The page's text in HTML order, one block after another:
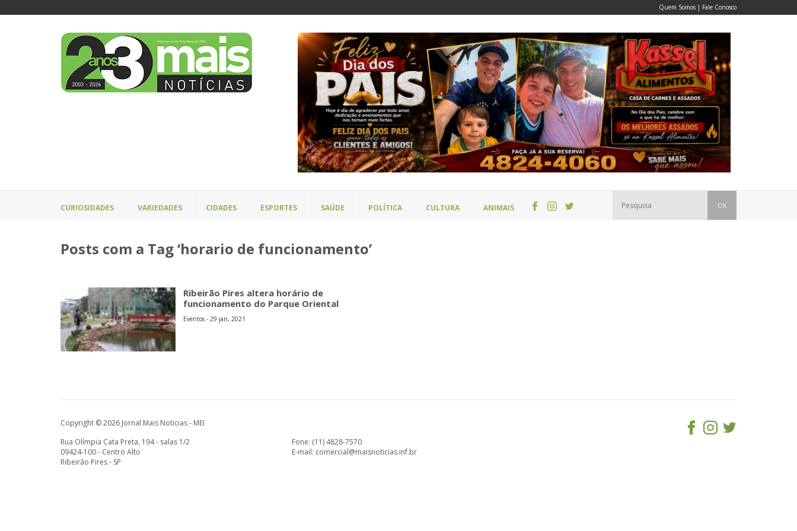
Quem Somos | Fale Conosco
CURIOSIDADES VARIEDADES CIDADES ESPORTES SAÚDE POLÍTICA CULTURA ANIMAIS OK
Posts com a Tag ‘horario de funcionamento’
Ribeirão Pires altera horário de
funcionamento do Parque Oriental
Eventos - 29 jan, 2021
Copyright © 2026 Jornal Mais Noticias - MEI
Rua Olímpia Cata Preta, 194 - salas 1/2
09424-100 - Centro Alto
Ribeirão Pires - SP
Fone: (11) 4828-7570
E-mail: comercial@maisnoticias.inf.br